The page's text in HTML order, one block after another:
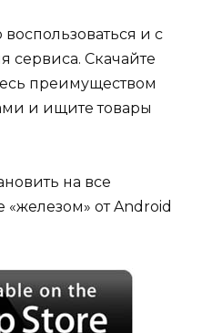
и с
сервиса. Скачайте
преимуществом
и ищите товары
на все
от Android